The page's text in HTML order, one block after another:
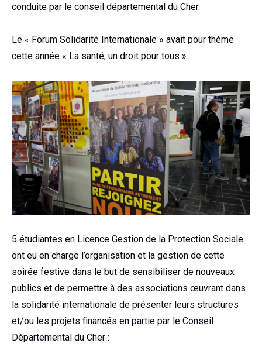
conduite par le conseil départemental du Cher.
Le « Forum Solidarité Internationale » avait pour thème
cette année « La santé, un droit pour tous ».
5 étudiantes en Licence Gestion de la Protection Sociale
ont eu en charge l’organisation et la gestion de cette
soirée festive dans le but de sensibiliser de nouveaux
publics et de permettre à des associations œuvrant dans
la solidarité internationale de présenter leurs structures
et/ou les projets financés en partie par le Conseil
Départemental du Cher :